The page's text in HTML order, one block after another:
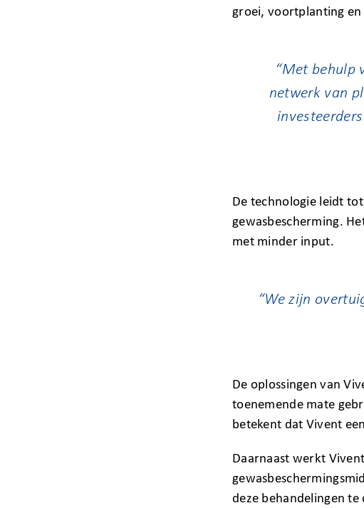
groei, voortplanting
“Met behulp
netwerk van
De technologie leidt
gewasbescherming.
met minder input.
“We zijn
De oplossingen van
toenemende mate
betekent dat Vivent
Daarnaast werkt
deze behandelingen